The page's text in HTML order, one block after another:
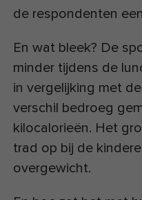
de respondenten
En wat bleek? De
minder tijdens de
in vergelijking met
verschil bedroeg
kilocalorieën. Het
trad op bij de
overgewicht.